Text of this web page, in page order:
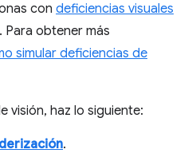
con deficiencias visuales
Para obtener más
simular deficiencias de
visión, haz lo siguiente:
.